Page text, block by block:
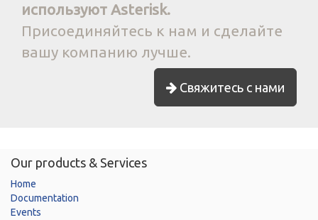
используют Asterisk.
Присоединяйтесь к нам и сделайте
вашу компанию лучше.
Свяжитесь с нами
Our products & Services
Home
Documentation
Events